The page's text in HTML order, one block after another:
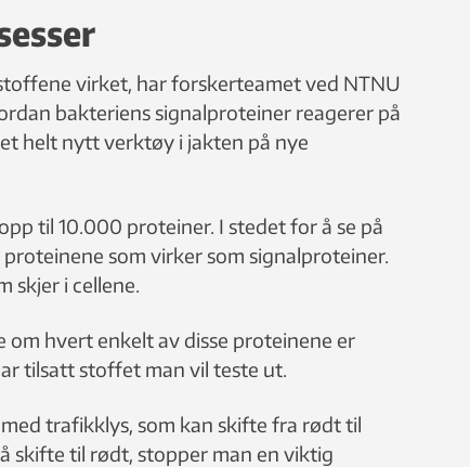
virket, har forskerteamet ved NTNU
bakteriens signalproteiner reagerer på
helt nytt verktøy i jakten på nye
til 10.000 proteiner. I stedet for å se på
som virker som signalproteiner.
skjer i cellene.
hvert enkelt av disse proteinene er
tilsatt stoffet man vil teste ut.
trafikklys, som kan skifte fra rødt til
skifte til rødt, stopper man en viktig